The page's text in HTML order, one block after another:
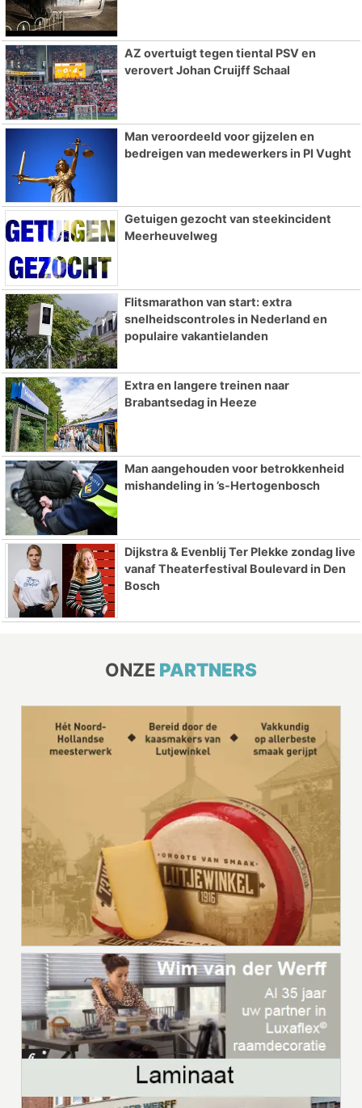
AZ overtuigt tegen tiental PSV en
verovert Johan Cruijff Schaal
Man veroordeeld voor gijzelen en
bedreigen van medewerkers in PI Vught
Getuigen gezocht van steekincident
Meerheuvelweg
Flitsmarathon van start: extra
snelheidscontroles in Nederland en
populaire vakantielanden
Extra en langere treinen naar
Brabantsedag in Heeze
Man aangehouden voor betrokkenheid
mishandeling in ’s-Hertogenbosch
Dijkstra & Evenblij Ter Plekke zondag live
vanaf Theaterfestival Boulevard in Den
Bosch
ONZE PARTNERS